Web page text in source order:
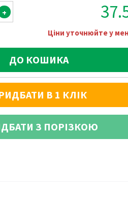
+
Ціни уточнюйте у
ДО КОШИКА
В 1 КЛІК
З ПОРІЗКОЮ